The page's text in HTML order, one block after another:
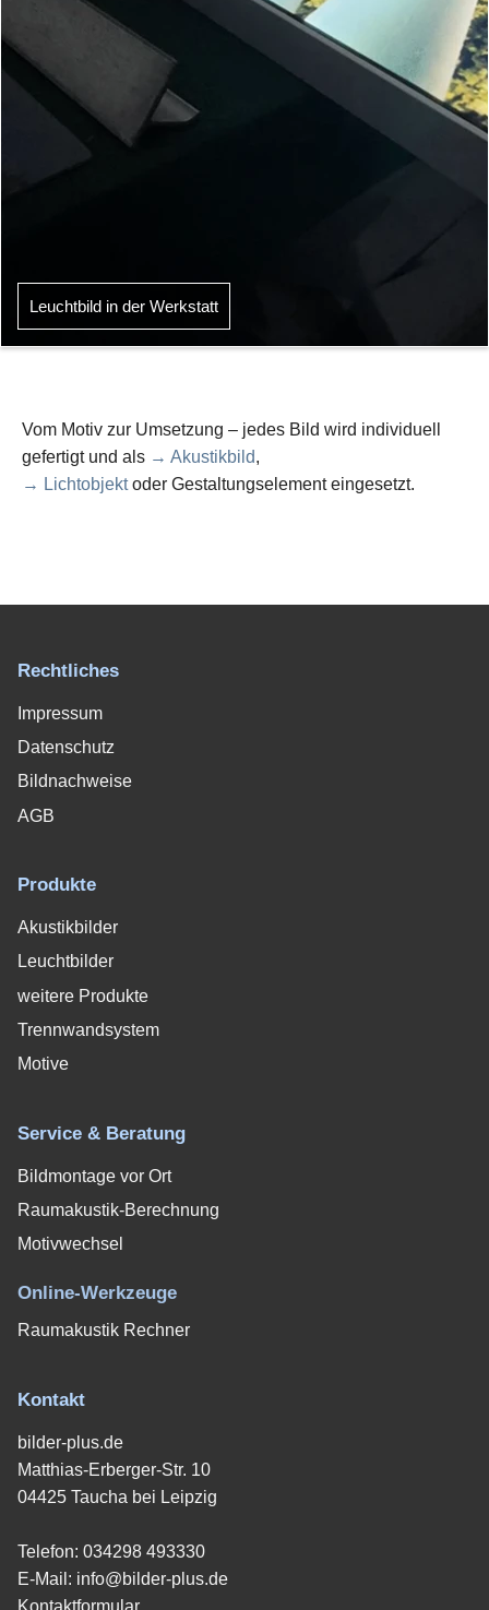
Leuchtbild in der Werkstatt
Vom Motiv zur Umsetzung – jedes Bild wird individuell
gefertigt und als → Akustikbild,
→ Lichtobjektoder Gestaltungselement eingesetzt.
Rechtliches
Impressum
Datenschutz
Bildnachweise
AGB
Produkte
Akustikbilder
Leuchtbilder
weitere Produkte
Trennwandsystem
Motive
Service & Beratung
Bildmontage vor Ort
Raumakustik-Berechnung
Motivwechsel
Online-Werkzeuge
Raumakustik Rechner
Kontakt
bilder-plus.de
Matthias-Erberger-Str. 10
04425 Taucha bei Leipzig
Telefon: 034298 493330
E-Mail: info@bilder-plus.de
Kontaktformular